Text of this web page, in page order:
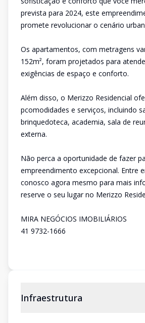
prevista para 2024, este
promete revolucionar o cenário
Os apartamentos, com metragens
152m², foram projetados para
exigências de espaço e conforto.
Além disso, o Merizzo Residencial
pcomodidades e serviços, incluindo
brinquedoteca, academia, sala de
externa.
Não perca a oportunidade de fazer
empreendimento excepcional. Entre
conosco agora mesmo para mais
reserve o seu lugar no Merizzo
MIRA NEGÓCIOS IMOBILIÁRIOS
41 9732-1666
Infraestrutura